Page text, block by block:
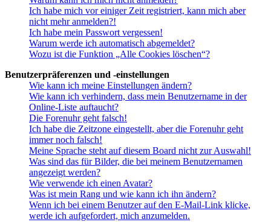
Ich habe mich vor einiger Zeit registriert, kann mich aber
nicht mehr anmelden?!
Ich habe mein Passwort vergessen!
Warum werde ich automatisch abgemeldet?
Wozu ist die Funktion „Alle Cookies löschen“?
Benutzerpräferenzen und -einstellungen
Wie kann ich meine Einstellungen ändern?
Wie kann ich verhindern, dass mein Benutzername in der
Online-Liste auftaucht?
Die Forenuhr geht falsch!
Ich habe die Zeitzone eingestellt, aber die Forenuhr geht
immer noch falsch!
Meine Sprache steht auf diesem Board nicht zur Auswahl!
Was sind das für Bilder, die bei meinem Benutzernamen
angezeigt werden?
Wie verwende ich einen Avatar?
Was ist mein Rang und wie kann ich ihn ändern?
Wenn ich bei einem Benutzer auf den E-Mail-Link klicke,
werde ich aufgefordert, mich anzumelden.